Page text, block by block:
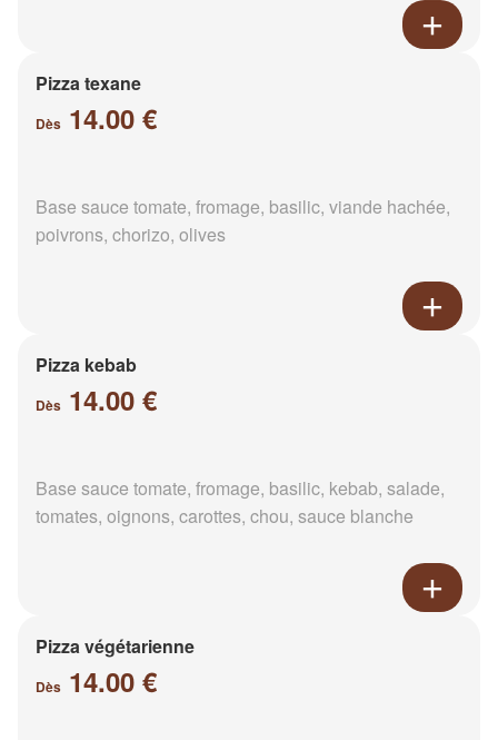
Pizza texane
Dès 14.00 €
Base sauce tomate, fromage, basilic, viande hachée,
poivrons, chorizo, olives
Pizza kebab
Dès 14.00 €
Base sauce tomate, fromage, basilic, kebab, salade,
tomates, oignons, carottes, chou, sauce blanche
Pizza végétarienne
Dès 14.00 €